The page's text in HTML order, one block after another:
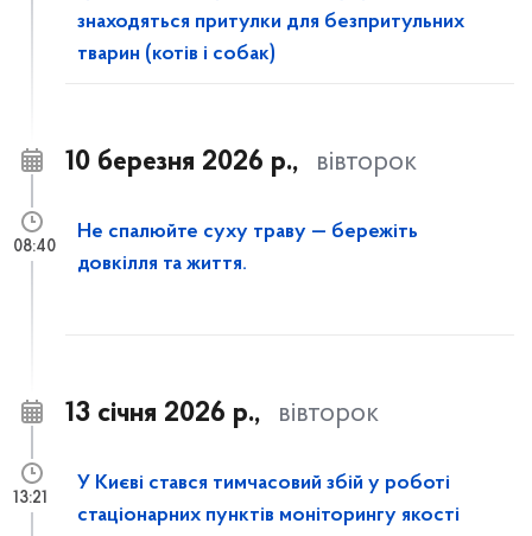
знаходяться притулки для безпритульних
тварин (котів і собак)
10 березня 2026 р., вівторок
Не спалюйте суху траву — бережіть
довкілля та життя.
08:40
13 січня 2026 р., вівторок
У Києві стався тимчасовий збій у роботі
стаціонарних пунктів моніторингу якості
13:21